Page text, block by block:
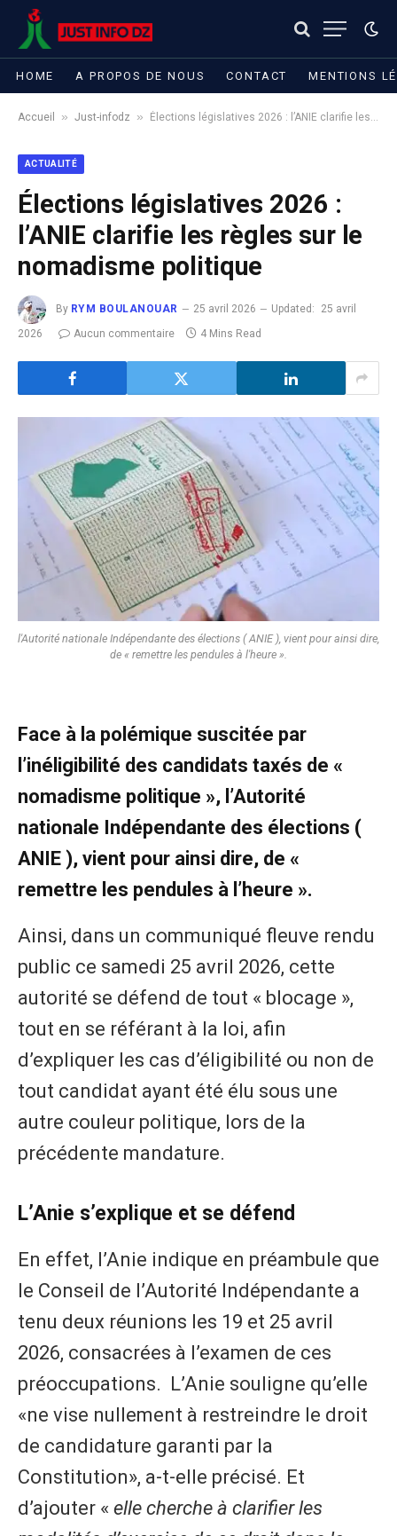
HOME A PROPOS DE NOUS CONTACT MENTIONS
Accueil » Just-infodz » Élections législatives 2026 : l’ANIE clarifie les règles sur le nomadisme politique
ACTUALITÉ
Élections législatives 2026 :
l’ANIE clarifie les règles sur le
nomadisme politique
By RYM BOULANOUAR 25 avril 2026 Updated:
25 avril
2026
Aucun commentaire 4 Mins Read
l'Autorité nationale Indépendante des élections ( ANIE ), vient pour ainsi dire,
de « remettre les pendules à l'heure ».
Face à la polémique suscitée par
l’inéligibilité des candidats taxés de «
nomadisme politique », l’Autorité
nationale Indépendante des élections (
ANIE ), vient pour ainsi dire, de «
remettre les pendules à l’heure ».
Ainsi, dans un communiqué fleuve rendu
public ce samedi 25 avril 2026, cette
autorité se défend de tout « blocage »,
tout en se référant à la loi, afin
d’expliquer les cas d’éligibilité ou non de
tout candidat ayant été élu sous une
autre couleur politique, lors de la
précédente mandature.
L’Anie s’explique et se défend
En effet, l’Anie indique en préambule que
le Conseil de l’Autorité Indépendante a
tenu deux réunions les 19 et 25 avril
2026, consacrées à l’examen de ces
préoccupations. L’Anie souligne qu’elle
«ne vise nullement à restreindre le droit
de candidature garanti par la
Constitution», a-t-elle précisé. Et
d’ajouter « elle cherche à clarifier les